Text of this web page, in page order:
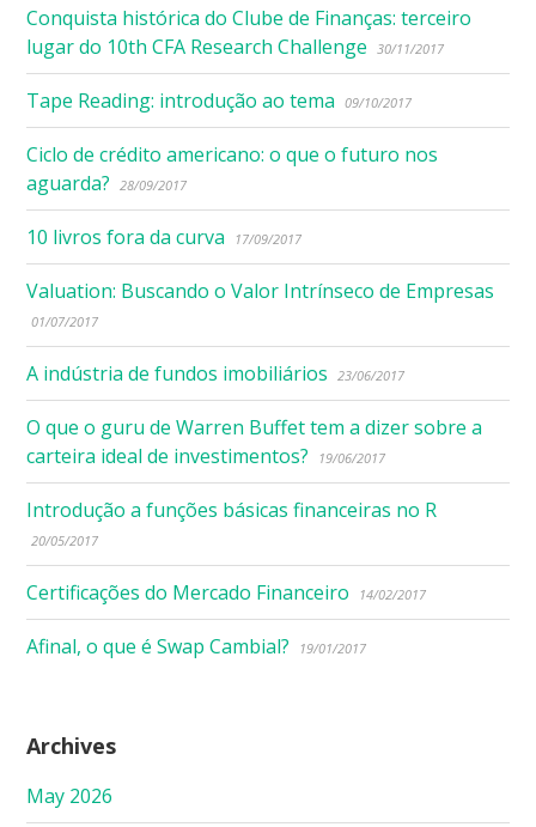
Conquista histórica do Clube de Finanças: terceiro
lugar do 10th CFA Research Challenge
30/11/2017
Tape Reading: introdução ao tema 09/10/2017
Ciclo de crédito americano: o que o futuro nos
aguarda?
28/09/2017
10 livros fora da curva 17/09/2017
Valuation: Buscando o Valor Intrínseco de Empresas
01/07/2017
A indústria de fundos imobiliários 23/06/2017
O que o guru de Warren Buffet tem a dizer sobre a
carteira ideal de investimentos?
19/06/2017
Introdução a funções básicas financeiras no R
20/05/2017
Certificações do Mercado Financeiro 14/02/2017
Afinal, o que é Swap Cambial? 19/01/2017
Archives
May 2026